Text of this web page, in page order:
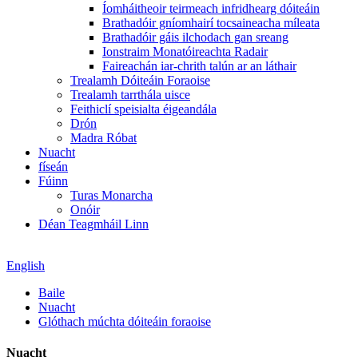
Íomháitheoir teirmeach infridhearg dóiteáin
Brathadóir gníomhairí tocsaineacha míleata
Brathadóir gáis ilchodach gan sreang
Ionstraim Monatóireachta Radair
Faireachán iar-chrith talún ar an láthair
Trealamh Dóiteáin Foraoise
Trealamh tarrthála uisce
Feithiclí speisialta éigeandála
Drón
Madra Róbat
Nuacht
físeán
Fúinn
Turas Monarcha
Onóir
Déan Teagmháil Linn
English
Baile
Nuacht
Glóthach múchta dóiteáin foraoise
Nuacht